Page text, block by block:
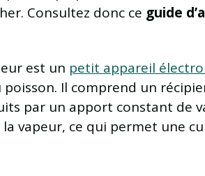
Consultez donc ce guide
est un petit appareil
poisson. Il comprend un
par un apport constant de
vapeur, ce qui permet une